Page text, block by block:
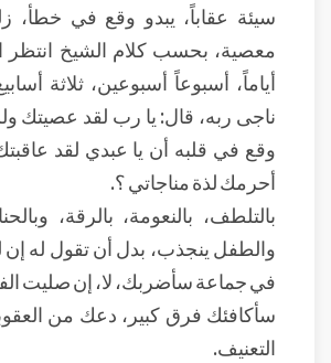
سيئة عقاباً، يبدو وقع في
معصية، بحسب كلام الشيخ انتظر
أياماً، أسبوعاً أسبوعين، ثلاثة
ناجى ربه، قال: يا رب لقد عصيتك
وقع في قلبه أن يا عبدي لقد
أحرمك لذة مناجاتي ؟.
بالتلطف، بالنعومة، بالرقة،
والطفل ينجذب، بدل أن تقول له
في جماعة سأضربك، لا، إن صليت
سأكافئك فرق كبير، دعك من
التعنيف.